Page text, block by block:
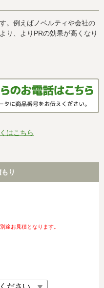
。例えばノベルティや会社の
り、よりPRの効果が高くなり
はこちら
り
途お見積となります。